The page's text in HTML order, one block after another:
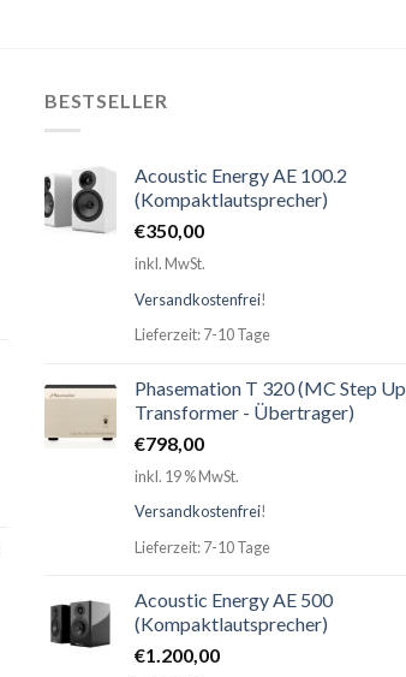
BESTSELLER
Acoustic Energy AE 100.2
(Kompaktlautsprecher)
€350,00
inkl. MwSt.
Versandkostenfrei!
Lieferzeit: 7-10 Tage
Phasemation T 320 (MC Step Up
Transformer - Übertrager)
€798,00
inkl. 19 % MwSt.
Versandkostenfrei!
Lieferzeit: 7-10 Tage
Acoustic Energy AE 500
(Kompaktlautsprecher)
€1.200,00